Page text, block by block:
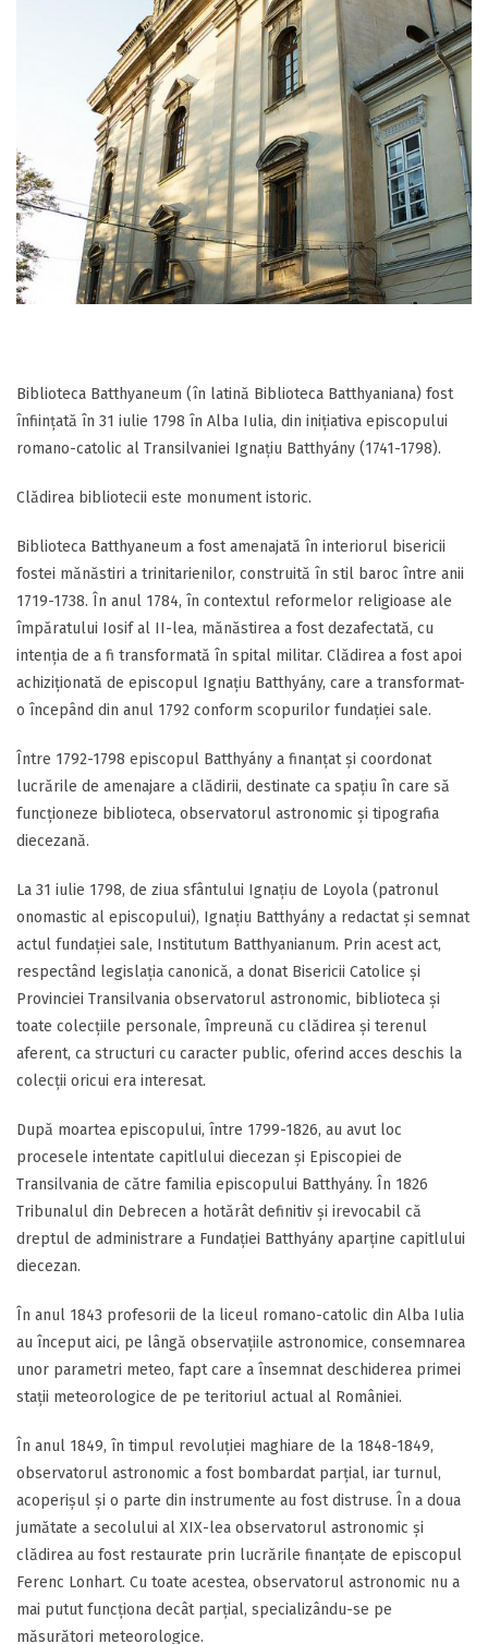
Biblioteca Batthyaneum (în latină Biblioteca Batthyaniana) fost
înființată în 31 iulie 1798 în Alba Iulia, din inițiativa episcopului
romano-catolic al Transilvaniei Ignațiu Batthyány (1741-1798).
Clădirea bibliotecii este monument istoric.
Biblioteca Batthyaneum a fost amenajată în interiorul bisericii
fostei mănăstiri a trinitarienilor, construită în stil baroc între anii
1719-1738. În anul 1784, în contextul reformelor religioase ale
împăratului Iosif al II-lea, mănăstirea a fost dezafectată, cu
intenția de a fi transformată în spital militar. Clădirea a fost apoi
achiziționată de episcopul Ignațiu Batthyány, care a transformat-
o începând din anul 1792 conform scopurilor fundației sale.
Între 1792-1798 episcopul Batthyány a finanțat și coordonat
lucrările de amenajare a clădirii, destinate ca spațiu în care să
funcționeze biblioteca, observatorul astronomic și tipografia
diecezană.
La 31 iulie 1798, de ziua sfântului Ignațiu de Loyola (patronul
onomastic al episcopului), Ignațiu Batthyány a redactat și semnat
actul fundației sale, Institutum Batthyanianum. Prin acest act,
respectând legislația canonică, a donat Bisericii Catolice și
Provinciei Transilvania observatorul astronomic, biblioteca și
toate colecțiile personale, împreună cu clădirea și terenul
aferent, ca structuri cu caracter public, oferind acces deschis la
colecții oricui era interesat.
După moartea episcopului, între 1799-1826, au avut loc
procesele intentate capitlului diecezan și Episcopiei de
Transilvania de către familia episcopului Batthyány. În 1826
Tribunalul din Debrecen a hotărât definitiv și irevocabil că
dreptul de administrare a Fundației Batthyány aparține capitlului
diecezan.
În anul 1843 profesorii de la liceul romano-catolic din Alba Iulia
au început aici, pe lângă observațiile astronomice, consemnarea
unor parametri meteo, fapt care a însemnat deschiderea primei
stații meteorologice de pe teritoriul actual al României.
În anul 1849, în timpul revoluției maghiare de la 1848-1849,
observatorul astronomic a fost bombardat parțial, iar turnul,
acoperișul și o parte din instrumente au fost distruse. În a doua
jumătate a secolului al XIX-lea observatorul astronomic și
clădirea au fost restaurate prin lucrările finanțate de episcopul
Ferenc Lonhart. Cu toate acestea, observatorul astronomic nu a
mai putut funcționa decât parțial, specializându-se pe
măsurători meteorologice.